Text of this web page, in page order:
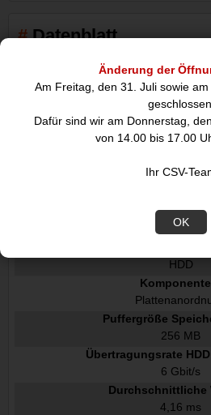
Änderung der
Am Freitag, den 31. Juli sowie
geschlossen.
Dafür sind wir am Donnerstag,
von 14.00 bis 17.00
Ihr CSV-
OK
Datenblatt
Merkmale
HDD
2 TB
HDD
HDD
Serial ATA III
HDD
Puffergröße
256 MB
Übertragungsrate
6 Gbit/s
Durchschnittliche
4,16 ms